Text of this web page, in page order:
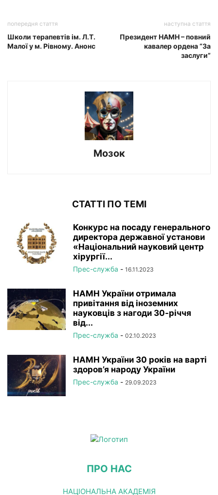
попередня стаття
Школи терапевтів ім. Л.Т.
Малої у м. Рівному. Анонс
наступна стаття
Президент НАМН – повний
кавалер ордена “За
заслуги”
Мозок
СТАТТІ ПО ТЕМІ
Конкурс на посаду генерального
директора державної установи
«Національний науковий центр
хірургії...
Прес-служба - 16.11.2023
НАМН України отримала
привітання від іноземних
науковців з нагоди 30-річчя
від...
Прес-служба - 02.10.2023
НАМН України 30 років на варті
здоров’я народу України
Прес-служба - 29.09.2023
ПРО НАС
НАЦІОНАЛЬНА АКАДЕМІЯ